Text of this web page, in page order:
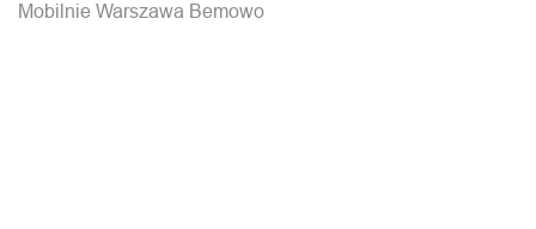
Mobilnie Warszawa Bemowo